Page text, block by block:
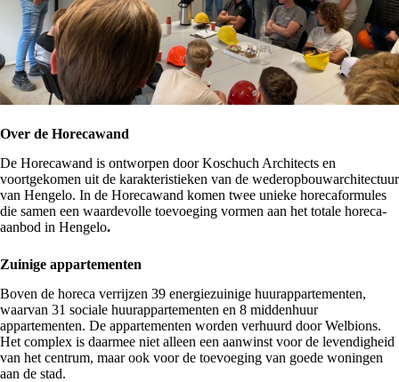
Over de Horecawand
De Horecawand is ontworpen door Koschuch Architects en
voortgekomen uit de karakteristieken van de wederopbouwarchitectuur
van Hengelo. In de Horecawand komen twee unieke horecaformules
die samen een waardevolle toevoeging vormen aan het totale horeca-
aanbod in Hengelo.
Zuinige appartementen
Boven de horeca verrijzen 39 energiezuinige huurappartementen,
waarvan 31 sociale huurappartementen en 8 middenhuur
appartementen. De appartementen worden verhuurd door Welbions.
Het complex is daarmee niet alleen een aanwinst voor de levendigheid
van het centrum, maar ook voor de toevoeging van goede woningen
aan de stad.